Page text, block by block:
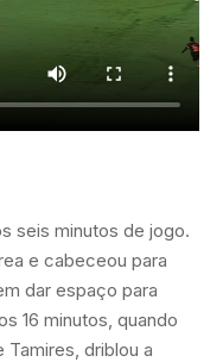
seis minutos de jogo.
e cabeceou para
dar espaço para
16 minutos, quando
Tamires, driblou a